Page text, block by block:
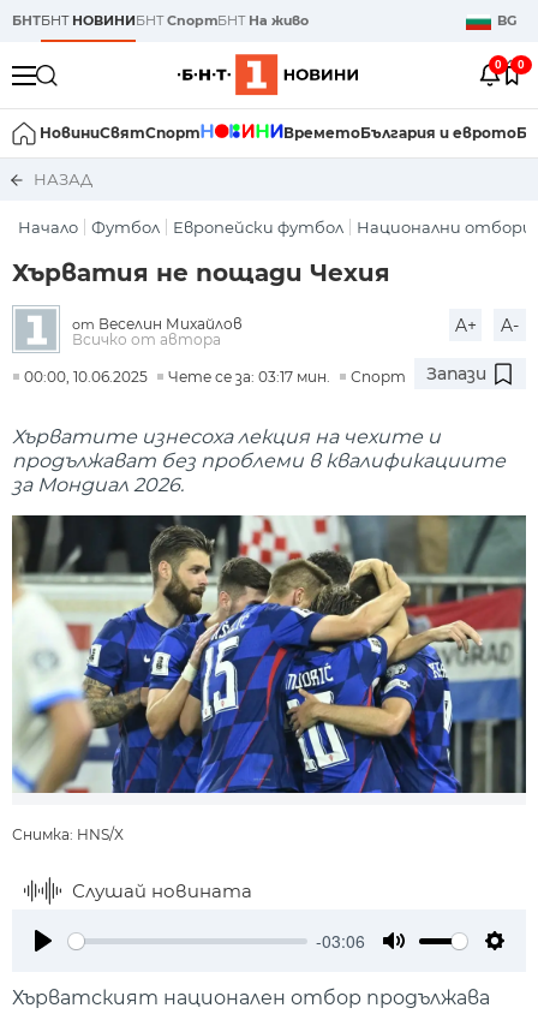
БНТБНТ НОВИНИБНТСпортБНТ На живо BG
0 0
НовиниСвятСпорт ВреметоБългария и еврото
НАЗАД
Начало Футбол Европейски футбол Национални отбори
Хърватия не пощади Чехия
от Веселин Михайлов
Всичко от автора
A+ A-
00:00, 10.06.2025 Чете се за: 03:17 мин. Спорт Запази
Хърватите изнесоха лекция на чехите и
продължават без проблеми в квалификациите
за Мондиал 2026.
Снимка: HNS/X
Слушай новината
-03:06
Хърватският национален отбор продължава